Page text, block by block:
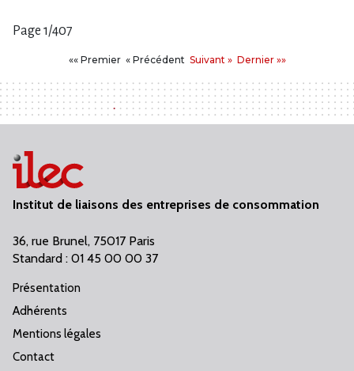
Page 1/407
«« PremierPremier
« PrécédentPrécédent
Suivant
Suivant » Dernier
Dernier »»
Institut de liaisons des entreprises de consommation
36, rue Brunel, 75017 Paris
Standard : 01 45 00 00 37
Présentation
Adhérents
Mentions légales
Contact